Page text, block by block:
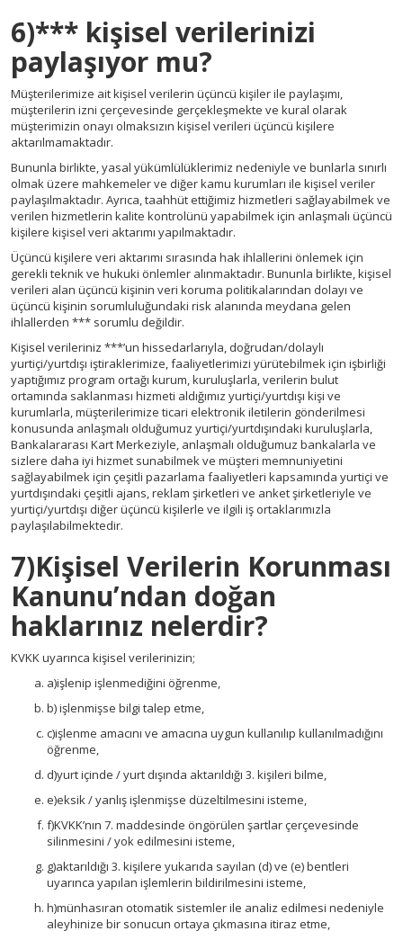
6)*** kişisel verilerinizi
paylaşıyor mu?
Müşterilerimize ait kişisel verilerin üçüncü kişiler ile paylaşımı,
müşterilerin izni çerçevesinde gerçekleşmekte ve kural olarak
müşterimizin onayı olmaksızın kişisel verileri üçüncü kişilere
aktarılmamaktadır.
Bununla birlikte, yasal yükümlülüklerimiz nedeniyle ve bunlarla sınırlı
olmak üzere mahkemeler ve diğer kamu kurumları ile kişisel veriler
paylaşılmaktadır. Ayrıca, taahhüt ettiğimiz hizmetleri sağlayabilmek ve
verilen hizmetlerin kalite kontrolünü yapabilmek için anlaşmalı üçüncü
kişilere kişisel veri aktarımı yapılmaktadır.
Üçüncü kişilere veri aktarımı sırasında hak ihlallerini önlemek için
gerekli teknik ve hukuki önlemler alınmaktadır. Bununla birlikte, kişisel
verileri alan üçüncü kişinin veri koruma politikalarından dolayı ve
üçüncü kişinin sorumluluğundaki risk alanında meydana gelen
ihlallerden *** sorumlu değildir.
Kişisel verileriniz ***’un hissedarlarıyla, doğrudan/dolaylı
yurtiçi/yurtdışı iştiraklerimize, faaliyetlerimizi yürütebilmek için işbirliği
yaptığımız program ortağı kurum, kuruluşlarla, verilerin bulut
ortamında saklanması hizmeti aldığımız yurtiçi/yurtdışı kişi ve
kurumlarla, müşterilerimize ticari elektronik iletilerin gönderilmesi
konusunda anlaşmalı olduğumuz yurtiçi/yurtdışındaki kuruluşlarla,
Bankalararası Kart Merkeziyle, anlaşmalı olduğumuz bankalarla ve
sizlere daha iyi hizmet sunabilmek ve müşteri memnuniyetini
sağlayabilmek için çeşitli pazarlama faaliyetleri kapsamında yurtiçi ve
yurtdışındaki çeşitli ajans, reklam şirketleri ve anket şirketleriyle ve
yurtiçi/yurtdışı diğer üçüncü kişilerle ve ilgili iş ortaklarımızla
paylaşılabilmektedir.
7)Kişisel Verilerin Korunması
Kanunu’ndan doğan
haklarınız nelerdir?
KVKK uyarınca kişisel verilerinizin;
a)işlenip işlenmediğini öğrenme,
b) işlenmişse bilgi talep etme,
c)işlenme amacını ve amacına uygun kullanılıp kullanılmadığını
öğrenme,
d)yurt içinde / yurt dışında aktarıldığı 3. kişileri bilme,
e)eksik / yanlış işlenmişse düzeltilmesini isteme,
f)KVKK’nın 7. maddesinde öngörülen şartlar çerçevesinde
silinmesini / yok edilmesini isteme,
g)aktarıldığı 3. kişilere yukarıda sayılan (d) ve (e) bentleri
uyarınca yapılan işlemlerin bildirilmesini isteme,
h)münhasıran otomatik sistemler ile analiz edilmesi nedeniyle
aleyhinize bir sonucun ortaya çıkmasına itiraz etme,